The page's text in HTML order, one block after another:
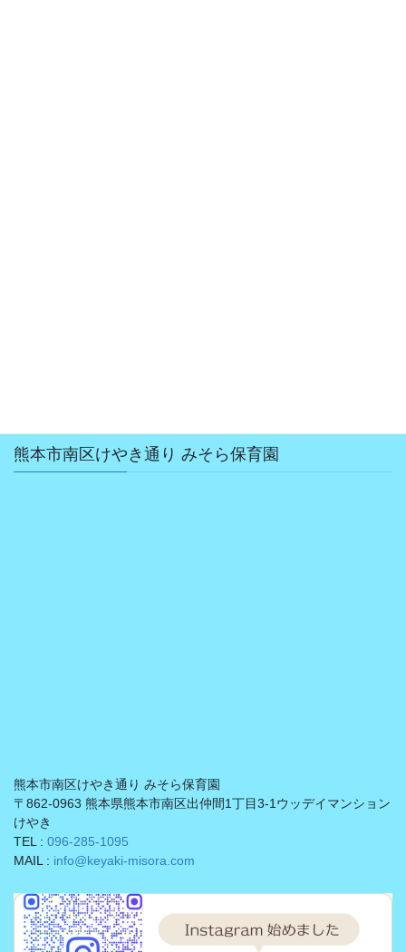
熊本市南区けやき通り みそら保育園
熊本市南区けやき通り みそら保育園
〒862-0963 熊本県熊本市南区出仲間1丁目3-1ウッデイマンション
けやき
TEL : 096-285-1095
MAIL : info@keyaki-misora.com